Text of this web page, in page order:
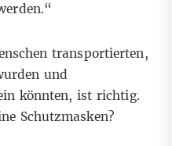
transportierten,
und
könnten, ist richtig.
Schutzmasken?